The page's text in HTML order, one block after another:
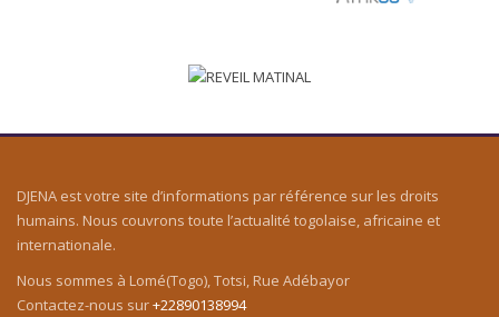
DJENA est votre site d’informations par référence sur les droits
humains. Nous couvrons toute l’actualité togolaise, africaine et
internationale.
Nous sommes à Lomé(Togo), Totsi, Rue Adébayor
Contactez-nous sur+22890138994